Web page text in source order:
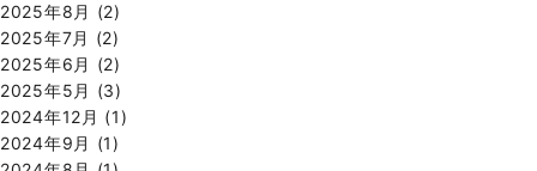
2025年8月 (2)
2025年7月 (2)
2025年6月 (2)
2025年5月 (3)
2024年12月 (1)
2024年9月 (1)